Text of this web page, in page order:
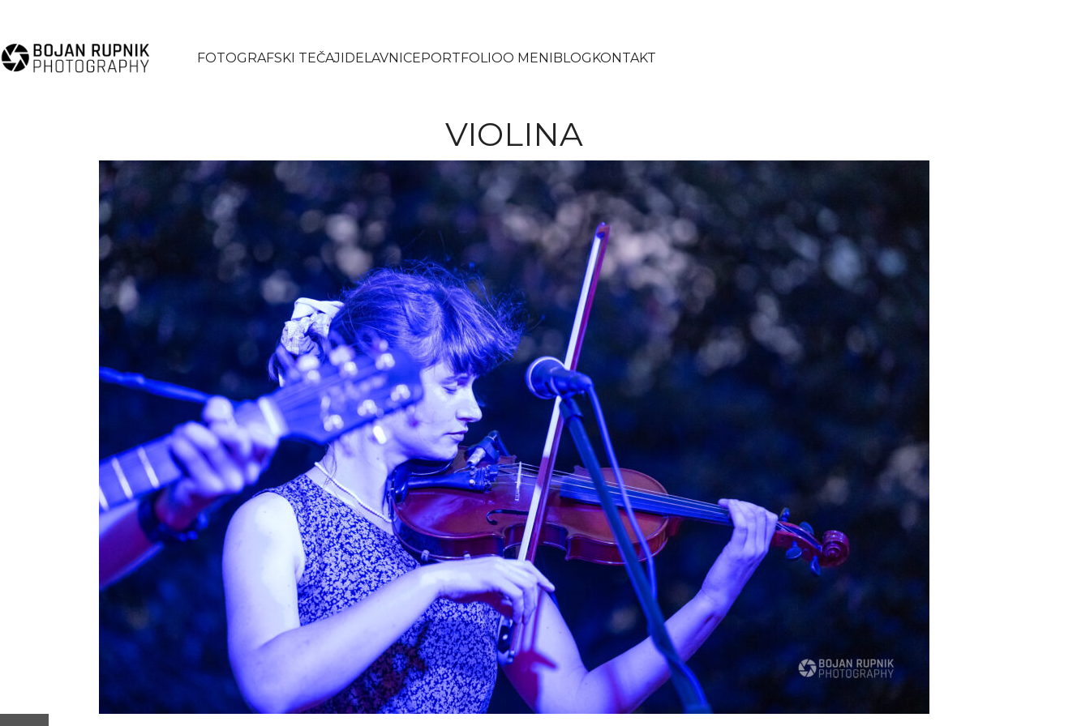
FOTOGRAFSKI TEČAJIDELAVNICEPORTFOLIOO MENIBLOGKONTAKT
VIOLINA